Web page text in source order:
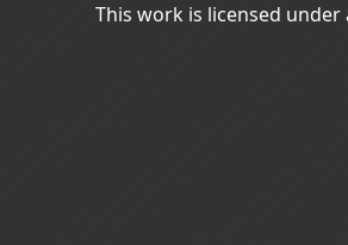
This work is licensed under